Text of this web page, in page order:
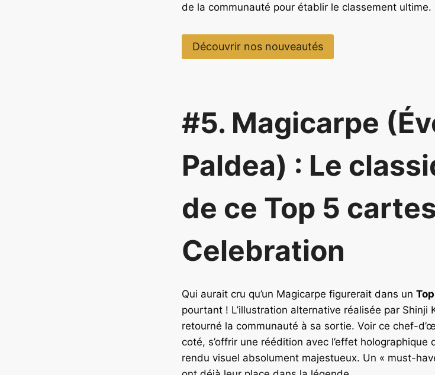
de la communauté pour établir le classement ultime.
Découvrir nos nouveautés
#5. Magicarpe
Paldea) : Le
de ce Top 5
Celebration
Qui aurait cru qu’un Magicarpe figurerait dans un
pourtant ! L’illustration alternative réalisée par Shinji
retourné la communauté à sa sortie. Voir ce chef-
coté, s’offrir une réédition avec l’effet holographique
rendu visuel absolument majestueux. Un « must-